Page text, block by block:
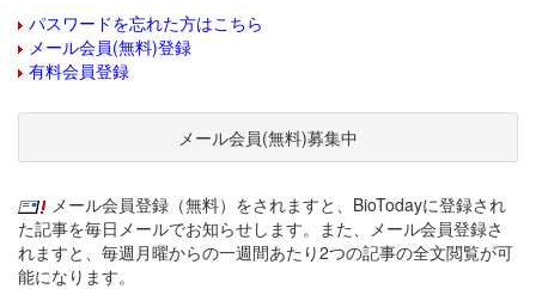
パスワードを忘れた方はこちら
メール会員(無料)登録
有料会員登録
メール会員(無料)募集中
メール会員登録（無料）をされますと、BioTodayに登録され
た記事を毎日メールでお知らせします。また、メール会員登録さ
れますと、毎週月曜からの一週間あたり2つの記事の全文閲覧が可
能になります。